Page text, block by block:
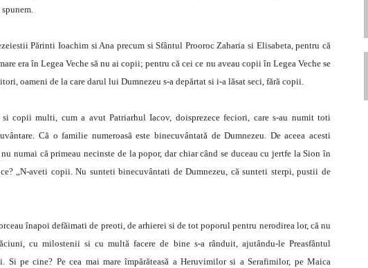
Părinti Ioachim si Ana precum si Sfântul Prooroc Zaharia si Elisabeta, pentru că
era în Legea Veche să nu ai copii; pentru că cei ce nu aveau copii în Legea Veche se
oameni de la care darul lui Dumnezeu s-a depărtat si i-a lăsat seci, fără copii.
copii multi, cum a avut Patriarhul Iacov, doisprezece feciori, care s-au numit toti
Că o familie numeroasă este binecuvântată de Dumnezeu. De aceea acesti
numai că primeau necinste de la popor, dar chiar când se duceau cu jertfe la Sion în
„N-aveti copii. Nu sunteti binecuvântati de Dumnezeu, că sunteti sterpi, pustii de
înapoi defăimati de preoti, de arhierei si de tot poporul pentru nerodirea lor, că nu
cu milostenii si cu multă facere de bine s-a rânduit, ajutându-le Preasfântul
Si pe cine? Pe cea mai mare împărăteasă a Heruvimilor si a Serafimilor, pe Maica